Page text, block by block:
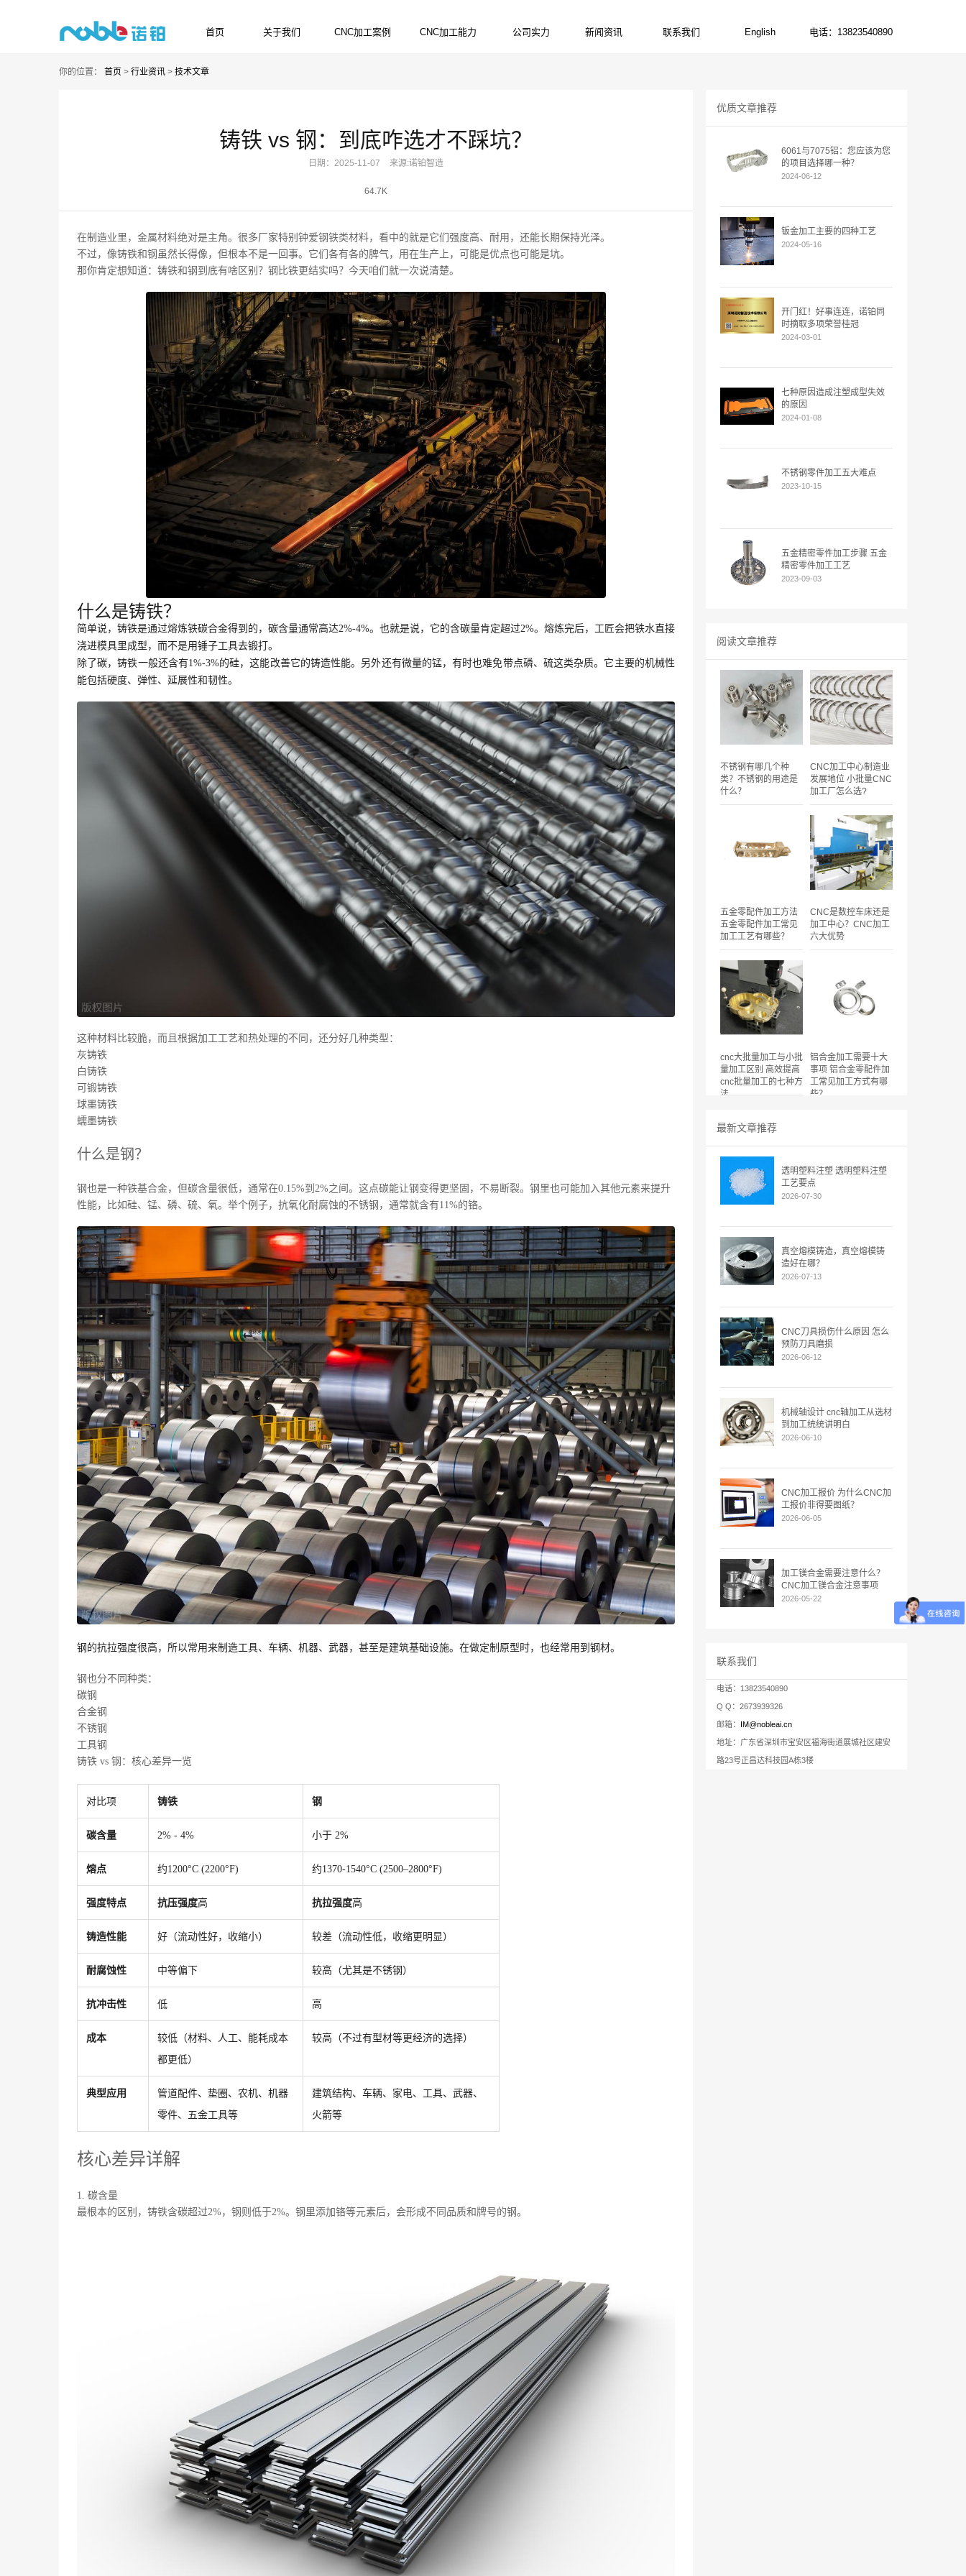
首页 关于我们 CNC加工案例 CNC加工能力 公司实力 新闻资讯 联系我们 English 电话：13823540890
你的位置： 首页 > 行业资讯 > 技术文章
铸铁 vs 钢：到底咋选才不踩坑？
日期：2025-11-07 来源:诺铂智造
64.7K
在制造业里，金属材料绝对是主角。很多厂家特别钟爱钢铁类材料，看中的就是它们强度高、耐用，还能长期保持光泽。
不过，像铸铁和钢虽然长得像，但根本不是一回事。它们各有各的脾气，用在生产上，可能是优点也可能是坑。
那你肯定想知道：铸铁和钢到底有啥区别？钢比铁更结实吗？今天咱们就一次说清楚。
什么是铸铁？
简单说，铸铁是通过熔炼铁碳合金得到的，碳含量通常高达2%-4%。也就是说，它的含碳量肯定超过2%。熔炼完后，工匠会把铁水直接
浇进模具里成型，而不是用锤子工具去锻打。
除了碳，铸铁一般还含有1%-3%的硅，这能改善它的铸造性能。另外还有微量的锰，有时也难免带点磷、硫这类杂质。它主要的机械性
能包括硬度、弹性、延展性和韧性。
这种材料比较脆，而且根据加工工艺和热处理的不同，还分好几种类型：
灰铸铁
白铸铁
可锻铸铁
球墨铸铁
蠕墨铸铁
什么是钢？
钢也是一种铁基合金，但碳含量很低，通常在0.15%到2%之间。这点碳能让钢变得更坚固，不易断裂。钢里也可能加入其他元素来提升
性能，比如硅、锰、磷、硫、氧。举个例子，抗氧化耐腐蚀的不锈钢，通常就含有11%的铬。
钢的抗拉强度很高，所以常用来制造工具、车辆、机器、武器，甚至是建筑基础设施。在做定制原型时，也经常用到钢材。
钢也分不同种类：
碳钢
合金钢
不锈钢
工具钢
铸铁 vs 钢：核心差异一览
对比项 铸铁 钢
碳含量 2% - 4% 小于 2%
熔点 约1200°C (2200°F) 约1370-1540°C (2500–2800°F)
强度特点 抗压强度高 抗拉强度高
铸造性能 好（流动性好，收缩小） 较差（流动性低，收缩更明显）
耐腐蚀性 中等偏下 较高（尤其是不锈钢）
抗冲击性 低 高
成本
较低（材料、人工、能耗成本
都更低）
较高（不过有型材等更经济的选择）
典型应用
管道配件、垫圈、农机、机器
零件、五金工具等
建筑结构、车辆、家电、工具、武器、
火箭等
核心差异详解
1. 碳含量
最根本的区别，铸铁含碳超过2%，钢则低于2%。钢里添加铬等元素后，会形成不同品质和牌号的钢。
优质文章推荐
6061与7075铝：您应该为您
的项目选择哪一种？
2024-06-12
钣金加工主要的四种工艺
2024-05-16
开门红！好事连连，诺铂同
时摘取多项荣誉桂冠
2024-03-01
七种原因造成注塑成型失效
的原因
2024-01-08
不锈钢零件加工五大难点
2023-10-15
五金精密零件加工步骤 五金
精密零件加工工艺
2023-09-03
阅读文章推荐
不锈钢有哪几个种
类？不锈钢的用途是
什么？
CNC加工中心制造业
发展地位 小批量CNC
加工厂怎么选?
五金零配件加工方法
五金零配件加工常见
加工工艺有哪些？
CNC是数控车床还是
加工中心？CNC加工
六大优势
cnc大批量加工与小批
量加工区别 高效提高
cnc批量加工的七种方
法
铝合金加工需要十大
事项 铝合金零配件加
工常见加工方式有哪
些？
最新文章推荐
透明塑料注塑 透明塑料注塑
工艺要点
2026-07-30
真空熔模铸造，真空熔模铸
造好在哪？
2026-07-13
CNC刀具损伤什么原因 怎么
预防刀具磨损
2026-06-12
机械轴设计 cnc轴加工从选材
到加工统统讲明白
2026-06-10
CNC加工报价 为什么CNC加
工报价非得要图纸？
2026-06-05
加工镁合金需要注意什么？
CNC加工镁合金注意事项
2026-05-22
联系我们
电话：13823540890
Q Q：2673939326
邮箱： IM@nobleai.cn
地址：广东省深圳市宝安区福海街道展城社区建安
路23号正昌达科技园A栋3楼